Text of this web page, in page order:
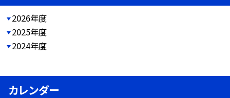
2026年度
2025年度
2024年度
カレンダー